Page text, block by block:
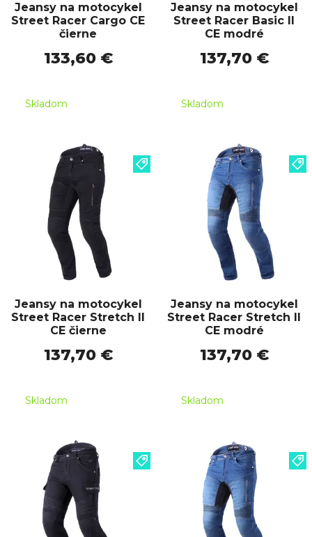
Jeansy na motocykel
Street Racer Cargo CE
čierne
133,60 €
Skladom
Jeansy na motocykel
Street Racer Basic II
CE modré
137,70 €
Skladom
Jeansy na motocykel
Street Racer Stretch II
CE čierne
137,70 €
Skladom
Jeansy na motocykel
Street Racer Stretch II
CE modré
137,70 €
Skladom